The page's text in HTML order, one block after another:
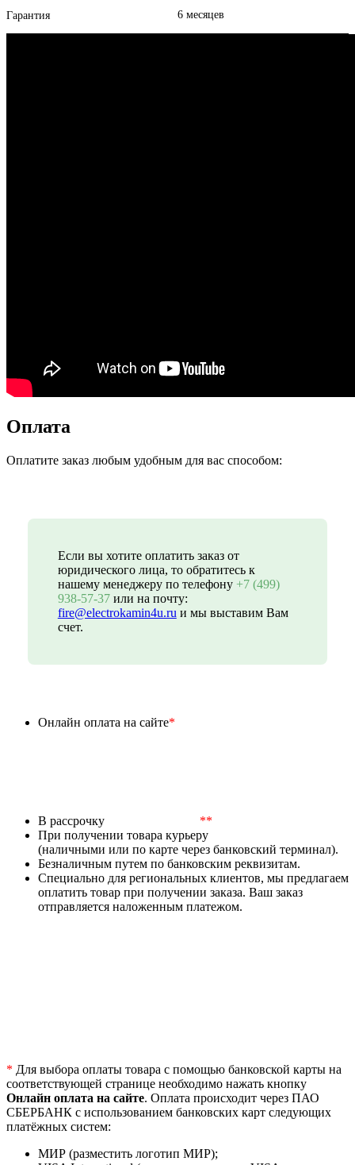
Гарантия 6 месяцев
Оплата
Оплатите заказ любым удобным для вас способом:
Если вы хотите оплатить заказ от
юридического лица, то обратитесь к
нашему менеджеру по телефону +7 (499)
938-57-37или на почту:
fire@electrokamin4u.ru и мы выставим Вам
счет.
Онлайн оплата на сайте*
В рассрочку
**
При получении товара курьеру
(наличными или по карте через банковский терминал).
Безналичным путем по банковским реквизитам.
Специально для региональных клиентов, мы предлагаем
оплатить товар при получении заказа. Ваш заказ
отправляется наложенным платежом.
* Для выбора оплаты товара с помощью банковской карты на
соответствующей странице необходимо нажать кнопку
Онлайн оплата на сайте. Оплата происходит через ПАО
СБЕРБАНК с использованием банковских карт следующих
платёжных систем:
МИР (разместить логотип МИР);